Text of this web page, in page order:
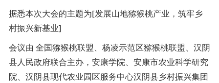
据悉本次大会的主题为[发展山地猕猴桃产业，筑牢乡
村振兴新基业]
会议由 全国猕猴桃联盟、杨凌示范区猕猴桃联盟、汉阴
县人民政府联合主办，安康学院、安康市农业科学研究
院、汉阴县现代农业园区服务中心汉阴县乡村振兴集团